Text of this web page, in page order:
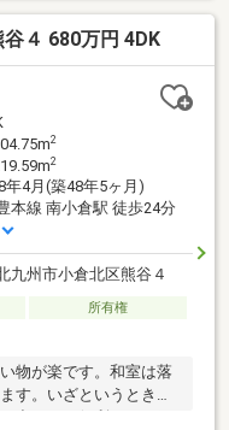
の通学に便利です【当
籍スタッフはリフォー
購入+リフォーム費用
ながら、ご自宅の売却が
です♪
４ 680万円 4DK
2
2
年4月(築48年5ヶ月)
本線 南小倉駅 徒歩24分
九州市小倉北区熊谷４
所有権
物が楽です。和室は落
す。いざというとき、